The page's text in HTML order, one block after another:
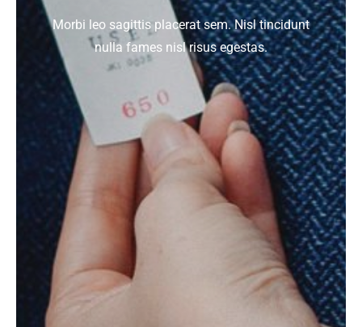
Morbi leo sagittis placerat sem. Nisl tincidunt
nulla fames nisl risus egestas.